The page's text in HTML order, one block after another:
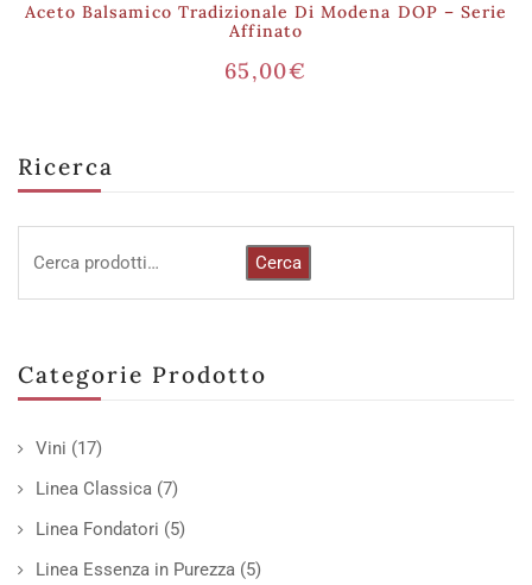
Ricerca
Cerca
Categorie Prodotto
Vini (17)
Linea Classica (7)
Linea Fondatori (5)
Linea Essenza in Purezza (5)
Aceto Balsamico Tradizionale Di Modena DOP – Serie
Affinato
65,00€